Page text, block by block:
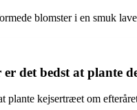
blomster i en smuk
det bedst at plante
kejsertræet om